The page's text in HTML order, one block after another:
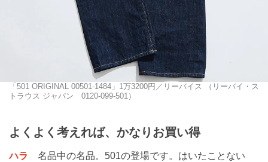
「501 ORIGINAL 00501-1484」1万3200円／リーバイス （リーバイ・ス
トラウス ジャパン 0120-099-501）
よくよく考えれば、かなりお買い得
ハラ
名品中の名品。501の登場です。はいたことない